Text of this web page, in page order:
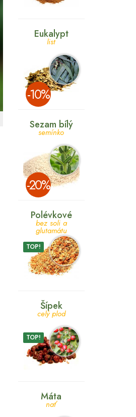
Eukalypt
list
­-10%
Sezam bílý
semínko
­-20%
Polévkové
bez soli a
glutamátu
TOP!
Šípek
celý plod
TOP!
Máta
nať